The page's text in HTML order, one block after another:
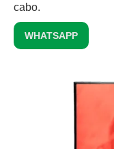
cabo.
WHATSAPP